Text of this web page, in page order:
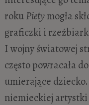
rokuPietymogła
graficzki i
I wojny światowej
często powracała
umierające
niemieckiej artystki